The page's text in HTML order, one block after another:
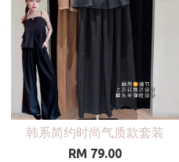
韩系简约时尚气质款套装
RM 79.00